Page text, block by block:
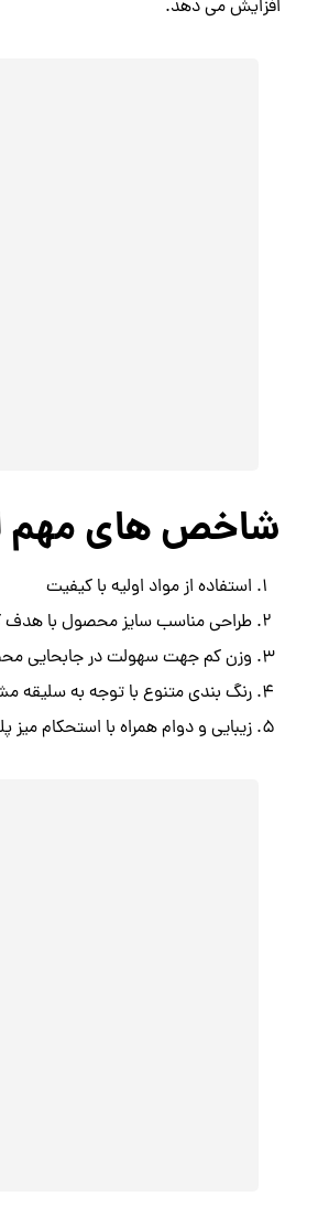
افزایش می دهد.
شاخص های مهم
استفاده از مواد اولیه با کیفیت
طراحی مناسب سایز محصول با هدف
وزن کم جهت سهولت در جابحایی
رنگ بندی متنوع با توجه به سلیقه
زیبایی و دوام همراه با استحکام میز